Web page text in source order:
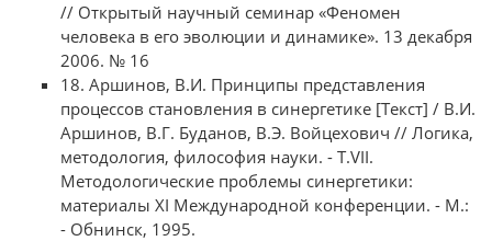
// Открытый научный семинар «Феномен
человека в его эволюции и динамике». 13 декабря
2006. № 16
18. Аршинов, В.И. Принципы представления
процессов становления в синергетике [Текст] / В.И.
Аршинов, В.Г. Буданов, В.Э. Войцехович // Логика,
методология, философия науки. - Т.VII.
Методологические проблемы синергетики:
материалы XI Международной конференции. - М.:
- Обнинск, 1995.